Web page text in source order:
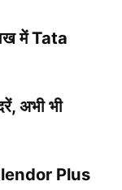
में Tata
अभी भी
Plus